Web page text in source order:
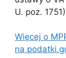
U. poz.
Więcej o
na